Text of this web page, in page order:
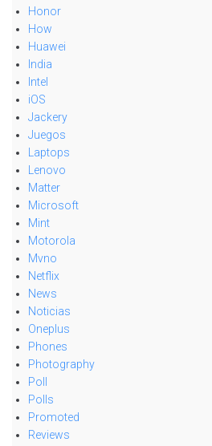
Honor
How
Huawei
India
Intel
iOS
Jackery
Juegos
Laptops
Lenovo
Matter
Microsoft
Mint
Motorola
Mvno
Netflix
News
Noticias
Oneplus
Phones
Photography
Poll
Polls
Promoted
Reviews